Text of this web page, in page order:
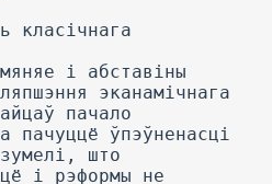
класічнага
і абставіны
эканамічнага
пачало
пачуццё ўпэўненасці
што
і рэформы не